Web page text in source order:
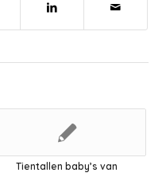
Tientallen baby’s van